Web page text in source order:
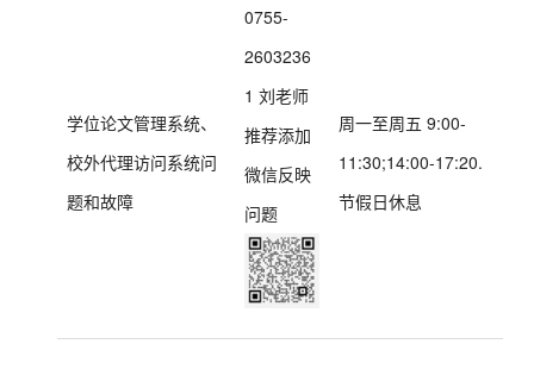
学位论文管理系统、
校外代理访问系统问
题和故障
0755-
2603236
1 刘老师
推荐添加
微信反映
问题
周一至周五 9:00-
11:30;14:00-17:20.
节假日休息